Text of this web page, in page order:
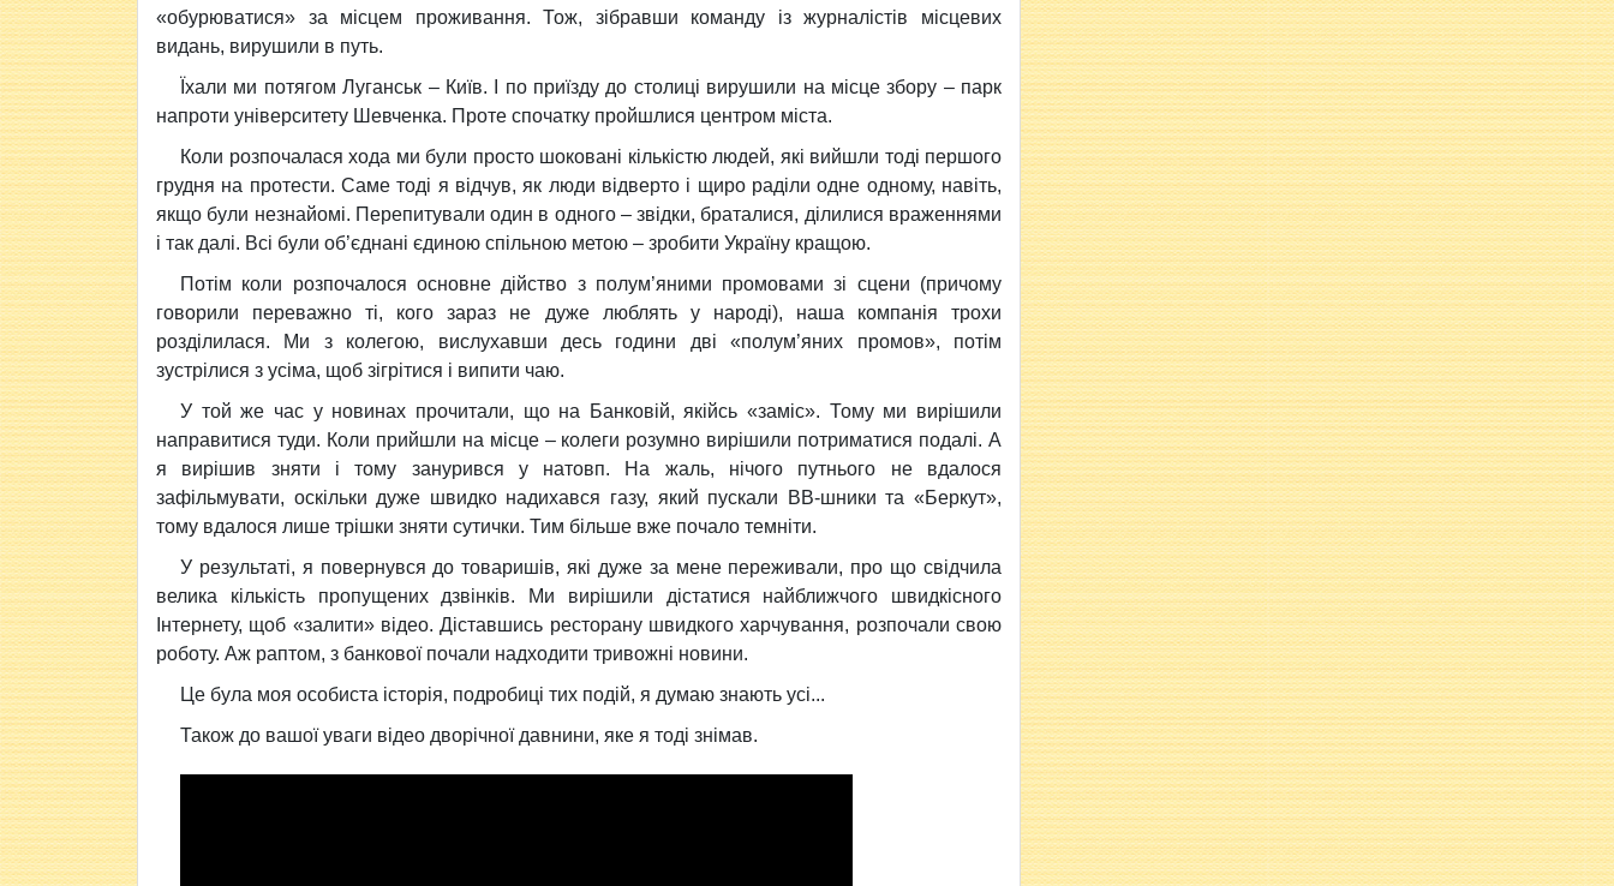
«обурюватися» за місцем проживання. Тож, зібравши команду із журналістів місцевих
видань, вирушили в путь.
Їхали ми потягом Луганськ – Київ. І по приїзду до столиці вирушили на місце збору – парк
напроти університету Шевченка. Проте спочатку пройшлися центром міста.
Коли розпочалася хода ми були просто шоковані кількістю людей, які вийшли тоді першого
грудня на протести. Саме тоді я відчув, як люди відверто і щиро раділи одне одному, навіть,
якщо були незнайомі. Перепитували один в одного – звідки, браталися, ділилися враженнями
і так далі. Всі були об’єднані єдиною спільною метою – зробити Україну кращою.
Потім коли розпочалося основне дійство з полум’яними промовами зі сцени (причому
говорили переважно ті, кого зараз не дуже люблять у народі), наша компанія трохи
розділилася. Ми з колегою, вислухавши десь години дві «полум’яних промов», потім
зустрілися з усіма, щоб зігрітися і випити чаю.
У той же час у новинах прочитали, що на Банковій, якійсь «заміс». Тому ми вирішили
направитися туди. Коли прийшли на місце – колеги розумно вирішили потриматися подалі. А
я вирішив зняти і тому занурився у натовп. На жаль, нічого путнього не вдалося
зафільмувати, оскільки дуже швидко надихався газу, який пускали ВВ-шники та «Беркут»,
тому вдалося лише трішки зняти сутички. Тим більше вже почало темніти.
У результаті, я повернувся до товаришів, які дуже за мене переживали, про що свідчила
велика кількість пропущених дзвінків. Ми вирішили дістатися найближчого швидкісного
Інтернету, щоб «залити» відео. Діставшись ресторану швидкого харчування, розпочали свою
роботу. Аж раптом, з банкової почали надходити тривожні новини.
Це була моя особиста історія, подробиці тих подій, я думаю знають усі...
Також до вашої уваги відео дворічної давнини, яке я тоді знімав.